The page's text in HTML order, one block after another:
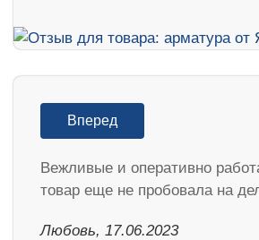
Вперед
Вежливые и оперативно
товар еще не пробовала на
Любовь, 17.06.2023